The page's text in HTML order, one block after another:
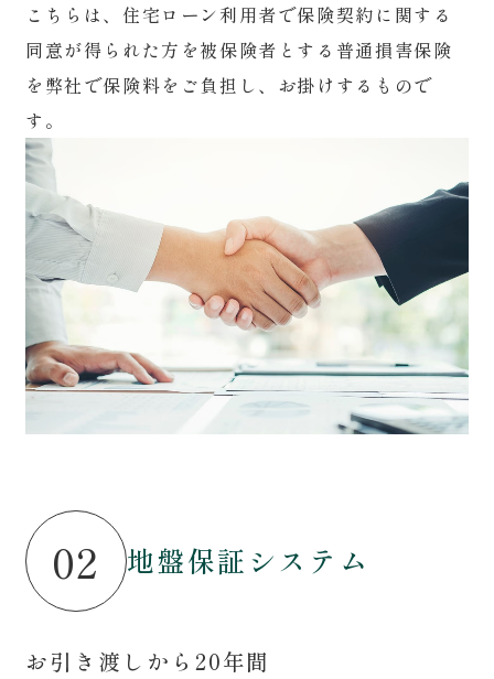
こちらは、住宅ローン利用者で保険契約に関する
同意が得られた方を被保険者とする普通損害保険
を弊社で保険料をご負担し、お掛けするもので
す。
02 地盤保証システム
お引き渡しから20年間